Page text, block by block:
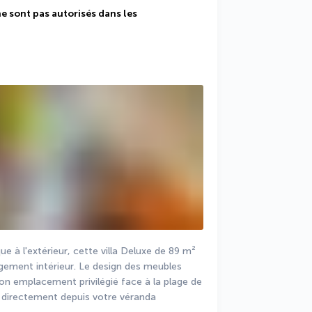
sont pas autorisés dans les
à l'extérieur, cette villa Deluxe de 89 m²
intérieur. Le design des meubles
emplacement privilégié face à la plage de
depuis votre véranda